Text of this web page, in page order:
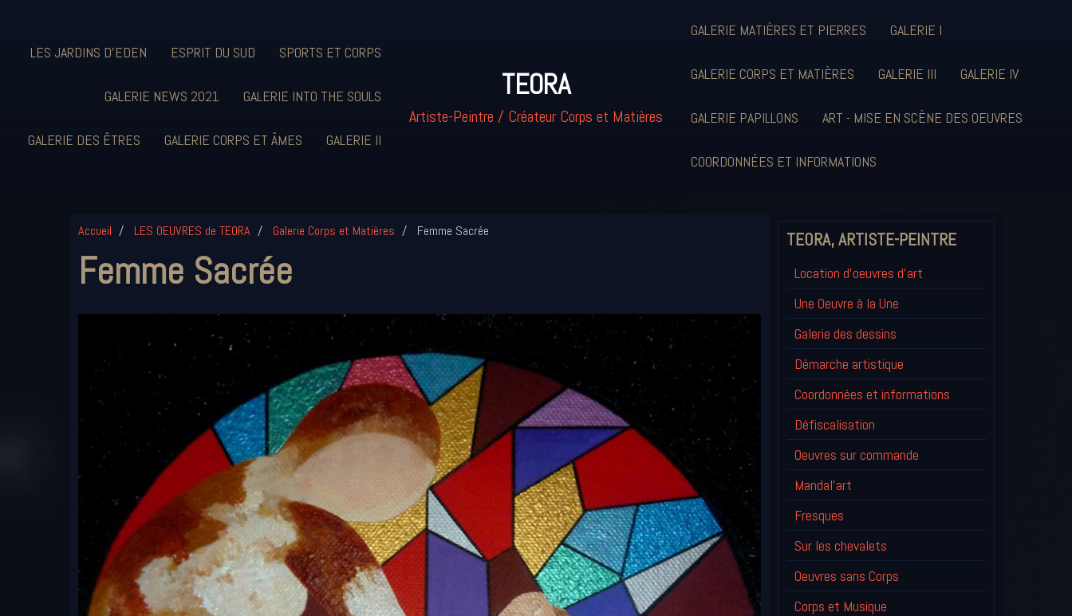
LES JARDINS D'EDEN ESPRIT DU SUD SPORTS ET CORPS
GALERIE NEWS 2021 GALERIE INTO THE SOULS
GALERIE DES ÊTRES GALERIE CORPS ET ÂMES GALERIE II
TEORA
Artiste-Peintre / Créateur Corps et Matières
GALERIE MATIÈRES ET PIERRES GALERIE I
GALERIE CORPS ET MATIÈRES GALERIE III GALERIE IV
GALERIE PAPILLONS ART - MISE EN SCÈNE DES OEUVRES
COORDONNÉES ET INFORMATIONS
Accueil LES OEUVRES de TEORA Galerie Corps et Matières Femme Sacrée
Femme Sacrée
TEORA, ARTISTE-PEINTRE
Location d'oeuvres d'art
Une Oeuvre à la Une
Galerie des dessins
Démarche artistique
Coordonnées et informations
Défiscalisation
Oeuvres sur commande
Mandal'art
Fresques
Sur les chevalets
Oeuvres sans Corps
Corps et Musique